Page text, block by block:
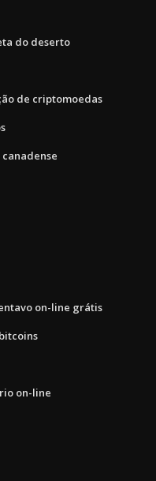
do deserto
de criptomoedas
on-line grátis
on-line